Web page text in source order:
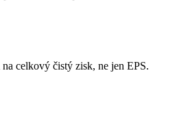
celkový čistý zisk, ne jen EPS.